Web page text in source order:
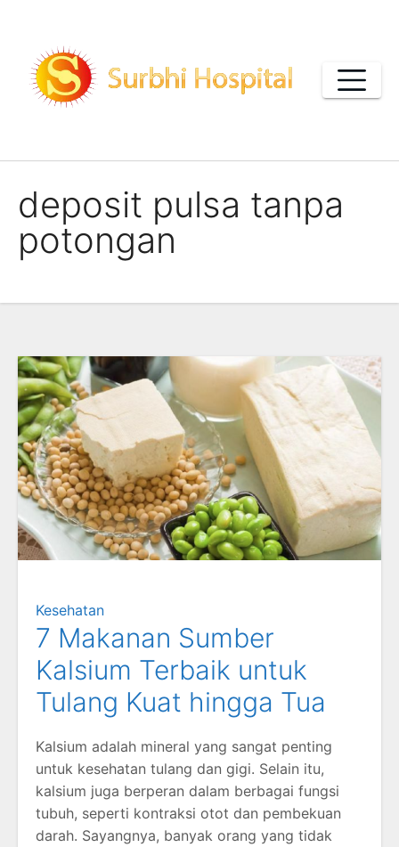
content
deposit pulsa tanpa
potongan
Kesehatan
7 Makanan Sumber
Kalsium Terbaik untuk
Tulang Kuat hingga Tua
Kalsium adalah mineral yang sangat penting
untuk kesehatan tulang dan gigi. Selain itu,
kalsium juga berperan dalam berbagai fungsi
tubuh, seperti kontraksi otot dan pembekuan
darah. Sayangnya, banyak orang yang tidak